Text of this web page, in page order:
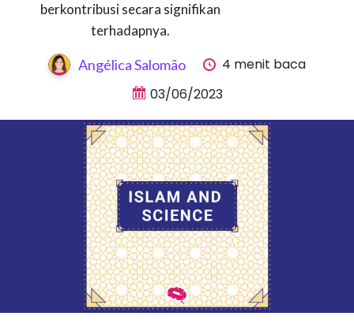
berkontribusi secara signifikan
terhadapnya.
Angélica Salomão
4 menit baca
03/06/2023